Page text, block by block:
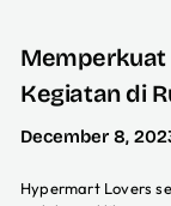
Memperkuat
Kegiatan di
December 8,
Hypermart Lovers